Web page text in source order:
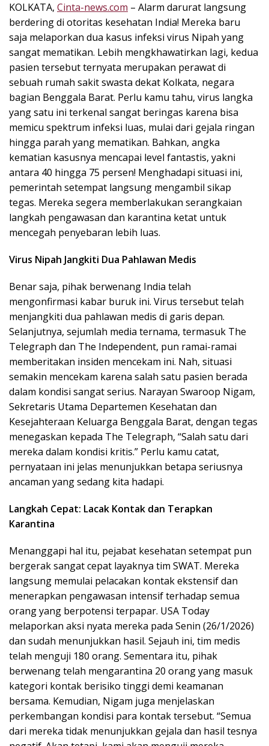
e
n
u
h
s
p
i
r
a
s
i
KOLKATA, Cinta-news.com – Alarm darurat langsung
berdering di otoritas kesehatan India! Mereka baru
saja melaporkan dua kasus infeksi virus Nipah yang
sangat mematikan. Lebih mengkhawatirkan lagi, kedua
pasien tersebut ternyata merupakan perawat di
sebuah rumah sakit swasta dekat Kolkata, negara
bagian Benggala Barat. Perlu kamu tahu, virus langka
yang satu ini terkenal sangat beringas karena bisa
memicu spektrum infeksi luas, mulai dari gejala ringan
hingga parah yang mematikan. Bahkan, angka
kematian kasusnya mencapai level fantastis, yakni
antara 40 hingga 75 persen! Menghadapi situasi ini,
pemerintah setempat langsung mengambil sikap
tegas. Mereka segera memberlakukan serangkaian
langkah pengawasan dan karantina ketat untuk
mencegah penyebaran lebih luas.
Virus Nipah Jangkiti Dua Pahlawan Medis
Benar saja, pihak berwenang India telah
mengonfirmasi kabar buruk ini. Virus tersebut telah
menjangkiti dua pahlawan medis di garis depan.
Selanjutnya, sejumlah media ternama, termasuk The
Telegraph dan The Independent, pun ramai-ramai
memberitakan insiden mencekam ini. Nah, situasi
semakin mencekam karena salah satu pasien berada
dalam kondisi sangat serius. Narayan Swaroop Nigam,
Sekretaris Utama Departemen Kesehatan dan
Kesejahteraan Keluarga Benggala Barat, dengan tegas
menegaskan kepada The Telegraph, “Salah satu dari
mereka dalam kondisi kritis.” Perlu kamu catat,
pernyataan ini jelas menunjukkan betapa seriusnya
ancaman yang sedang kita hadapi.
Langkah Cepat: Lacak Kontak dan Terapkan
Karantina
Menanggapi hal itu, pejabat kesehatan setempat pun
bergerak sangat cepat layaknya tim SWAT. Mereka
langsung memulai pelacakan kontak ekstensif dan
menerapkan pengawasan intensif terhadap semua
orang yang berpotensi terpapar. USA Today
melaporkan aksi nyata mereka pada Senin (26/1/2026)
dan sudah menunjukkan hasil. Sejauh ini, tim medis
telah menguji 180 orang. Sementara itu, pihak
berwenang telah mengarantina 20 orang yang masuk
kategori kontak berisiko tinggi demi keamanan
bersama. Kemudian, Nigam juga menjelaskan
perkembangan kondisi para kontak tersebut. “Semua
dari mereka tidak menunjukkan gejala dan hasil tesnya